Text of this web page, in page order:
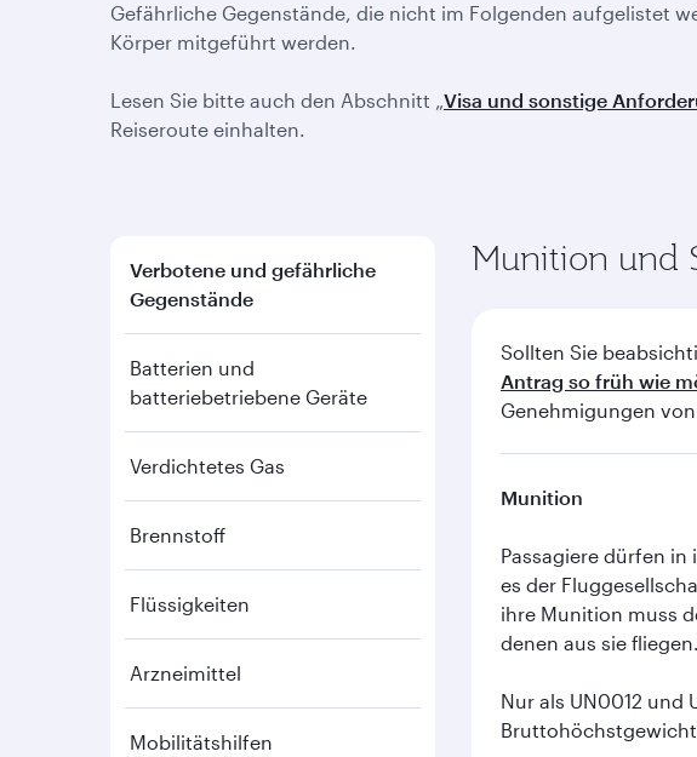
Gefährliche Gegenstände, die nicht im Folgenden aufgelistet
Körper mitgeführt werden.
Lesen Sie bitte auch den Abschnitt „Visa und sonstige
Reiseroute einhalten.
Verbotene und gefährliche
Gegenstände
Batterien und
batteriebetriebene Geräte
Verdichtetes Gas
Brennstoff
Flüssigkeiten
Arzneimittel
Mobilitätshilfen
Munition und
Sollten Sie
Antrag so früh wie
Genehmigungen
Munition
Passagiere dürfen
es der
ihre Munition muss
denen aus sie fliegen.
Nur als UN0012 und